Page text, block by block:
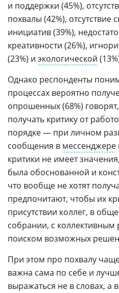
и поддержки (45%),
похвалы (42%), отсутствие
инициатив (39%),
креативности (26%),
(23%) и экологической
Однако респонденты
процессах вероятно
опрошенных (68%)
получать критику от
порядке — при личном
сообщения в мессенджере
критики не имеет
была обоснованной и
что вообще не хотят
предпочитают, чтобы их
присутствии коллег, в
собрании, с
поиском возможных
При этом про похвалу
важна сама по себе и
выражаться не в словах, а